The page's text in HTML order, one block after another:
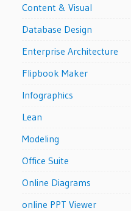
Content & Visual
Database Design
Enterprise Architecture
Flipbook Maker
Infographics
Lean
Modeling
Office Suite
Online Diagrams
online PPT Viewer